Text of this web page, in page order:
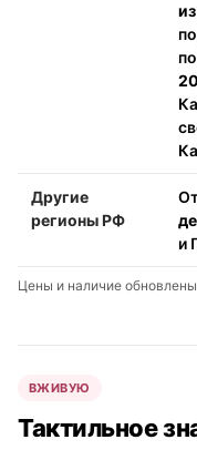
Другие
регионы РФ
и
Цены и наличие
ВЖИВУЮ
Тактильное